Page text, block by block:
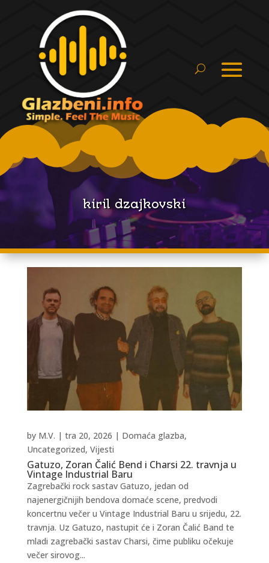
kiril dzajkovski
Gatuzo, Zoran Čalić Bend i Charsi 22. travnja u
Vintage Industrial Baru
by M.V. | tra 20, 2026 | Domaća glazba,
Uncategorized, Vijesti
Zagrebački rock sastav Gatuzo, jedan od
najenergičnijih bendova domaće scene, predvodi
koncertnu večer u Vintage Industrial Baru u srijedu, 22.
travnja. Uz Gatuzo, nastupit će i Zoran Čalić Band te
mladi zagrebački sastav Charsi, čime publiku očekuje
večer sirovog...